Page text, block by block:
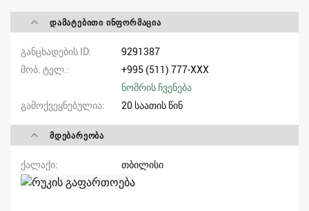
ᲓᲐᲛᲐᲢᲔᲑᲘᲗᲘ ᲘᲜᲤᲝᲠᲛᲐᲪᲘᲐ
განცხადების ID
9291387
მობ. ტელ.
+995 (511) 777-XXX
ნომრის ჩვენება
გამოქვეყნებულია
20 საათის წინ
ᲛᲓᲔᲑᲐᲠᲔᲝᲑᲐ
ქალაქი თბილისი